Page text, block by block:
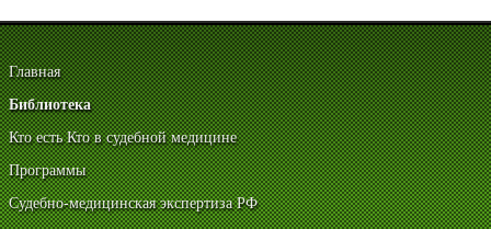
Главная
Библиотека
Кто есть Кто в судебной медицине
Программы
Судебно-медицинская экспертиза РФ